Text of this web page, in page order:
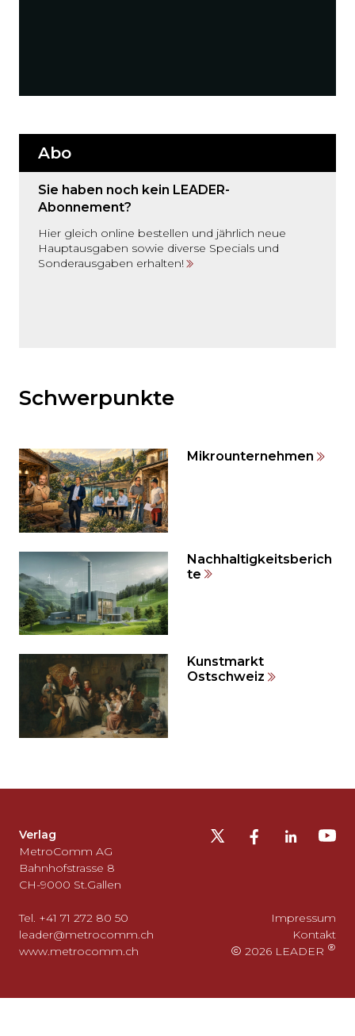
Abo
Sie haben noch kein LEADER-
Abonnement?
Hier gleich online bestellen und jährlich neue
Hauptausgaben sowie diverse Specials und
Sonderausgaben erhalten!
den
Inhalt
auslassen
und
direkt
zum
springen?
Schwerpunkte
Mikrounternehmen
Nachhaltigkeitsberich
te
Kunstmarkt
Ostschweiz
auslassen
und
zurück
zum
gehen?
Verlag
MetroComm AG
Bahnhofstrasse 8
CH-9000 St.Gallen
Tel. +41 71 272 80 50
leader@metrocomm.ch
www.metrocomm.ch
Impressum
Kontakt
2026 LEADER